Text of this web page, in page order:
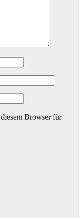
Browser für